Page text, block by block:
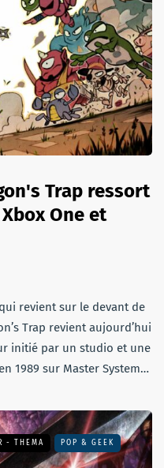
Trap ressort
One et
revient sur le devant de
Trap revient aujourd’hui
initié par un studio et une
1989 sur Master System…
- THEMA POP & GEEK